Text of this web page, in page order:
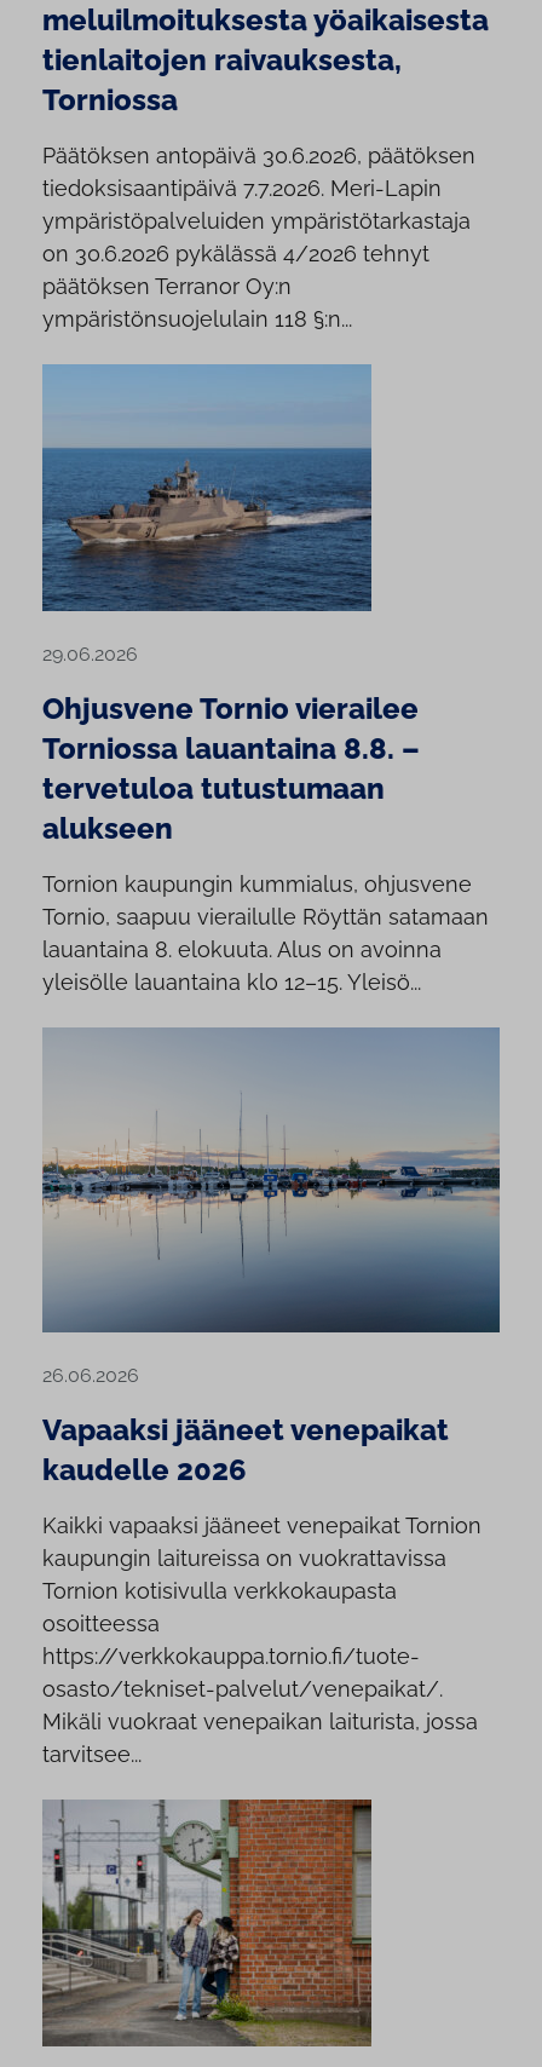
meluilmoituksesta yöaikaisesta
tienlaitojen raivauksesta,
Torniossa
Päätöksen antopäivä 30.6.2026, päätöksen
tiedoksisaantipäivä 7.7.2026. Meri-Lapin
ympäristöpalveluiden ympäristötarkastaja
on 30.6.2026 pykälässä 4/2026 tehnyt
päätöksen Terranor Oy:n
ympäristönsuojelulain 118 §:n...
29.06.2026
Ohjusvene Tornio vierailee
Torniossa lauantaina 8.8. –
tervetuloa tutustumaan
alukseen
Tornion kaupungin kummialus, ohjusvene
Tornio, saapuu vierailulle Röyttän satamaan
lauantaina 8. elokuuta. Alus on avoinna
yleisölle lauantaina klo 12–15. Yleisö...
26.06.2026
Vapaaksi jääneet venepaikat
kaudelle 2026
Kaikki vapaaksi jääneet venepaikat Tornion
kaupungin laitureissa on vuokrattavissa
Tornion kotisivulla verkkokaupasta
osoitteessa
https://verkkokauppa.tornio.fi/tuote-
osasto/tekniset-palvelut/venepaikat/.
Mikäli vuokraat venepaikan laiturista, jossa
tarvitsee...